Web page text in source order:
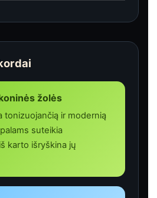
žolės
tonizuojančią ir modernią
suteikia
karto išryškina jų